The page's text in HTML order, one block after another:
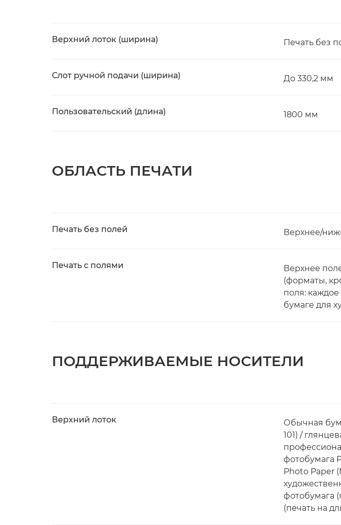
Верхний лоток (ширина) Печать без
Слот ручной подачи (ширина) До 330,2 мм
Пользовательский (длина) 1800 мм
ОБЛАСТЬ ПЕЧАТИ
Печать без полей Верхнее/
Печать с полями
Верхнее
(форматы,
поля:
бумаге для
ПОДДЕРЖИВАЕМЫЕ НОСИТЕЛИ
Верхний лоток
Обычная
101) /
фотобумага
Photo Paper
фотобумага
(печать на